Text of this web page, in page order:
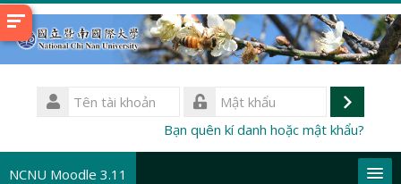
Chuyển
tới
Tên
tài
Đăng
Bạn quên kí danh hoặc mật khẩu?
NCNU Moodle 3.11